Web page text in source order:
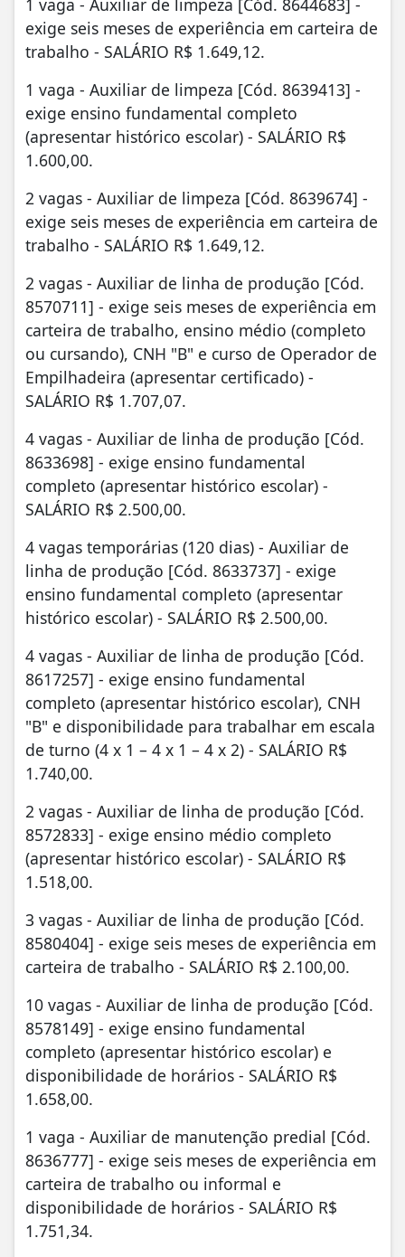
1 vaga - Auxiliar de limpeza [Cód. 8644683] -
exige seis meses de experiência em carteira de
trabalho - SALÁRIO R$ 1.649,12.
1 vaga - Auxiliar de limpeza [Cód. 8639413] -
exige ensino fundamental completo
(apresentar histórico escolar) - SALÁRIO R$
1.600,00.
2 vagas - Auxiliar de limpeza [Cód. 8639674] -
exige seis meses de experiência em carteira de
trabalho - SALÁRIO R$ 1.649,12.
2 vagas - Auxiliar de linha de produção [Cód.
8570711] - exige seis meses de experiência em
carteira de trabalho, ensino médio (completo
ou cursando), CNH "B" e curso de Operador de
Empilhadeira (apresentar certificado) -
SALÁRIO R$ 1.707,07.
4 vagas - Auxiliar de linha de produção [Cód.
8633698] - exige ensino fundamental
completo (apresentar histórico escolar) -
SALÁRIO R$ 2.500,00.
4 vagas temporárias (120 dias) - Auxiliar de
linha de produção [Cód. 8633737] - exige
ensino fundamental completo (apresentar
histórico escolar) - SALÁRIO R$ 2.500,00.
4 vagas - Auxiliar de linha de produção [Cód.
8617257] - exige ensino fundamental
completo (apresentar histórico escolar), CNH
"B" e disponibilidade para trabalhar em escala
de turno (4 x 1 – 4 x 1 – 4 x 2) - SALÁRIO R$
1.740,00.
2 vagas - Auxiliar de linha de produção [Cód.
8572833] - exige ensino médio completo
(apresentar histórico escolar) - SALÁRIO R$
1.518,00.
3 vagas - Auxiliar de linha de produção [Cód.
8580404] - exige seis meses de experiência em
carteira de trabalho - SALÁRIO R$ 2.100,00.
10 vagas - Auxiliar de linha de produção [Cód.
8578149] - exige ensino fundamental
completo (apresentar histórico escolar) e
disponibilidade de horários - SALÁRIO R$
1.658,00.
1 vaga - Auxiliar de manutenção predial [Cód.
8636777] - exige seis meses de experiência em
carteira de trabalho ou informal e
disponibilidade de horários - SALÁRIO R$
1.751,34.